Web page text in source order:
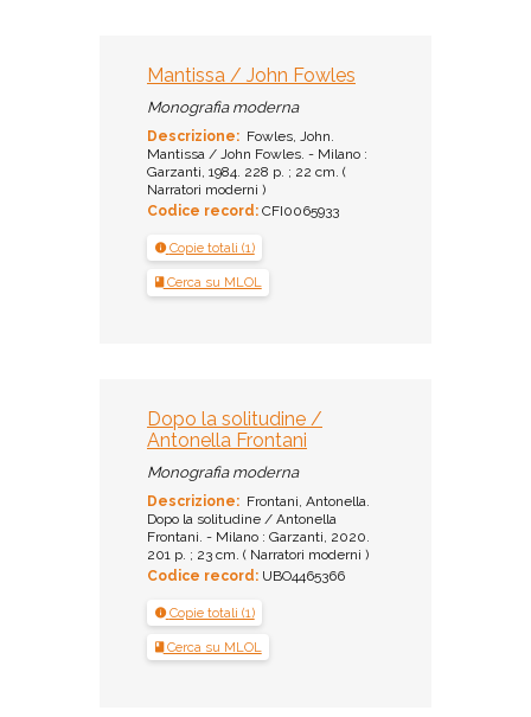
Mantissa / John Fowles
Monografia moderna
Descrizione: Fowles, John.
Mantissa / John Fowles. - Milano :
Garzanti, 1984. 228 p. ; 22 cm. (
Narratori moderni )
Codice record: CFI0065933
Copie totali (1)
Cerca su MLOL
Dopo la solitudine /
Antonella Frontani
Monografia moderna
Descrizione: Frontani, Antonella.
Dopo la solitudine / Antonella
Frontani. - Milano : Garzanti, 2020.
201 p. ; 23 cm. ( Narratori moderni )
Codice record: UBO4465366
Copie totali (1)
Cerca su MLOL